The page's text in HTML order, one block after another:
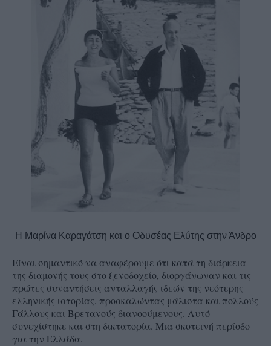
Η Μαρίνα Καραγάτση και ο Οδυσέας Ελύτης στην Άνδρο
Είναι σημαντικό να αναφέρουμε ότι κατά τη διάρκεια
της διαμονής τους στο ξενοδοχείο, διοργάνωναν και τις
πρώτες συναντήσεις ανταλλαγής ιδεών της νεότερης
ελληνικής ιστορίας, προσκαλώντας μάλιστα και πολλούς
Γάλλους και Βρετανούς διανοούμενους. Αυτό
συνεχίστηκε και στη δικτατορία. Μια σκοτεινή περίοδο
για την Ελλάδα.